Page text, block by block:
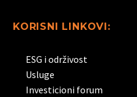
KORISNI LINKOVI:
ESG i održivost
Usluge
Investicioni forum